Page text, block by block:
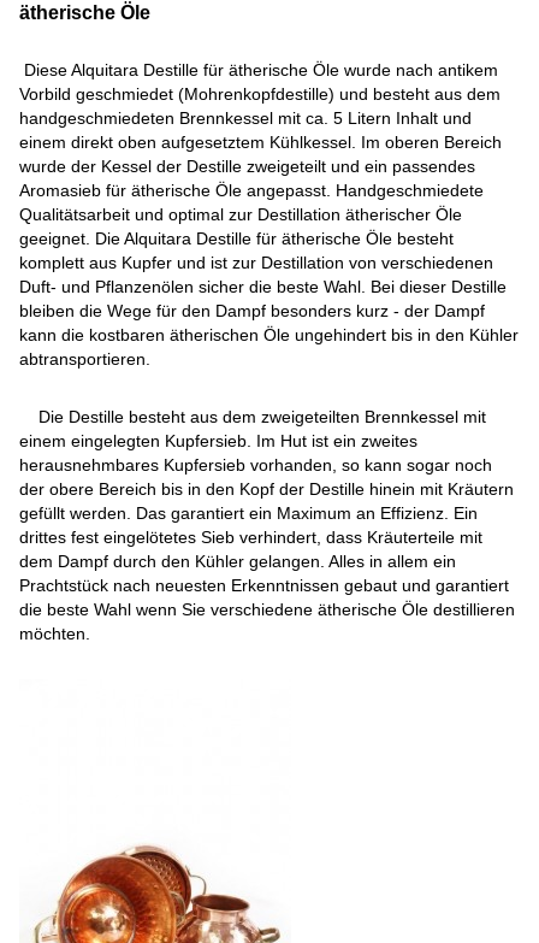
ätherische Öle
Diese Alquitara Destille für ätherische Öle wurde nach antikem
Vorbild geschmiedet (Mohrenkopfdestille) und besteht aus dem
handgeschmiedeten Brennkessel mit ca. 5 Litern Inhalt und
einem direkt oben aufgesetztem Kühlkessel. Im oberen Bereich
wurde der Kessel der Destille zweigeteilt und ein passendes
Aromasieb für ätherische Öle angepasst. Handgeschmiedete
Qualitätsarbeit und optimal zur Destillation ätherischer Öle
geeignet. Die Alquitara Destille für ätherische Öle besteht
komplett aus Kupfer und ist zur Destillation von verschiedenen
Duft- und Pflanzenölen sicher die beste Wahl. Bei dieser Destille
bleiben die Wege für den Dampf besonders kurz - der Dampf
kann die kostbaren ätherischen Öle ungehindert bis in den Kühler
abtransportieren.
Die Destille besteht aus dem zweigeteilten Brennkessel mit
einem eingelegten Kupfersieb. Im Hut ist ein zweites
herausnehmbares Kupfersieb vorhanden, so kann sogar noch
der obere Bereich bis in den Kopf der Destille hinein mit Kräutern
gefüllt werden. Das garantiert ein Maximum an Effizienz. Ein
drittes fest eingelötetes Sieb verhindert, dass Kräuterteile mit
dem Dampf durch den Kühler gelangen. Alles in allem ein
Prachtstück nach neuesten Erkenntnissen gebaut und garantiert
die beste Wahl wenn Sie verschiedene ätherische Öle destillieren
möchten.